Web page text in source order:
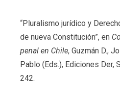
“Pluralismo jurídico y
de nueva Constitución”, en
penal en Chile, Guzmán D.,
Pablo (Eds.), Ediciones Der,
242.